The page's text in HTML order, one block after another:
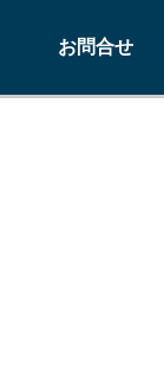
お問合せ